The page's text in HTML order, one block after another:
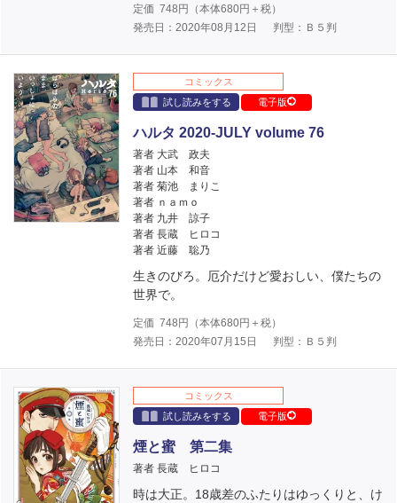
定価 748 円（本体680円＋税）
発売日：2020年08月12日
判型：Ｂ５判
コミックス
試し読みをする
電子版
ハルタ 2020-JULY volume 76
著者 大武 政夫
著者 山本 和音
著者 菊池 まりこ
著者 ｎａｍｏ
著者 九井 諒子
著者 長蔵 ヒロコ
著者 近藤 聡乃
生きのびろ。厄介だけど愛おしい、僕たちの
世界で。
定価 748 円（本体680円＋税）
発売日：2020年07月15日
判型：Ｂ５判
コミックス
試し読みをする
電子版
煙と蜜 第二集
著者 長蔵 ヒロコ
時は大正。18歳差のふたりはゆっくりと、け